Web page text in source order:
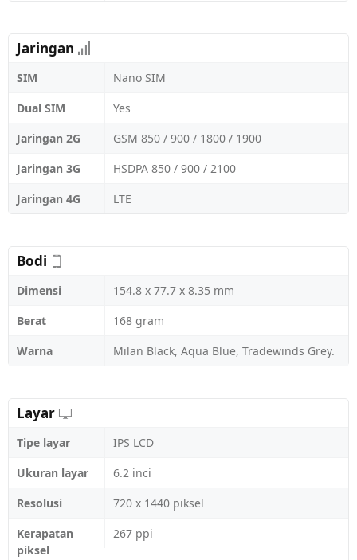
Jaringan
SIM
Nano SIM
Dual SIM
Yes
Jaringan 2G
GSM 850 / 900 / 1800 / 1900
Jaringan 3G
HSDPA 850 / 900 / 2100
Jaringan 4G
LTE
Bodi
Dimensi
154.8 x 77.7 x 8.35 mm
Berat
168 gram
Warna
Milan Black, Aqua Blue, Tradewinds Grey.
Layar
Tipe layar
IPS LCD
Ukuran layar
6.2 inci
Resolusi
720 x 1440 piksel
Kerapatan
piksel
267 ppi